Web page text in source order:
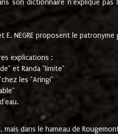
son dictionnaire n'explique
E. NEGRE proposent le
explications :
et Randa "limite"
les "Aringi"
dans le hameau de